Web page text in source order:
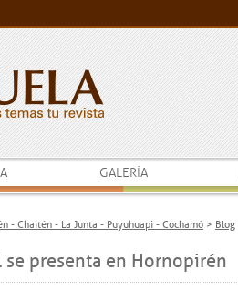
GALERÍA
- Chaitén - La Junta - Puyuhuapi - Cochamó > Blog
se presenta en Hornopirén